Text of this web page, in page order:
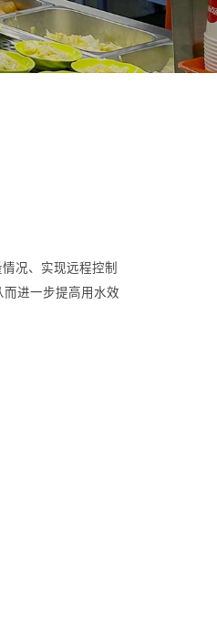
况、实现远程控制
进一步提高用水效